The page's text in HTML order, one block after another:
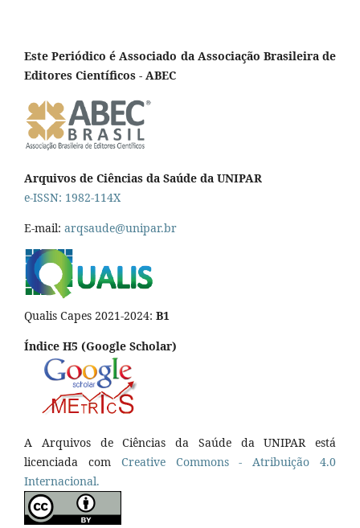
Este Periódico é Associado da Associação Brasileira de
Editores Científicos - ABEC
Arquivos de Ciências da Saúde da UNIPAR
e-ISSN: 1982-114X
E-mail: arqsaude@unipar.br
Qualis Capes 2021-2024: B1
Índice H5 (Google Scholar)
A Arquivos de Ciências da Saúde da UNIPAR está
licenciada com Creative Commons - Atribuição 4.0
Internacional.